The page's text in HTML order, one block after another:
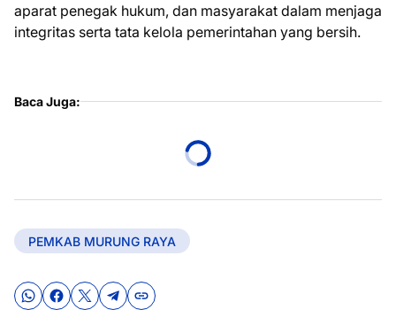
aparat penegak hukum, dan masyarakat dalam menjaga
integritas serta tata kelola pemerintahan yang bersih.
Baca Juga:
PEMKAB MURUNG RAYA